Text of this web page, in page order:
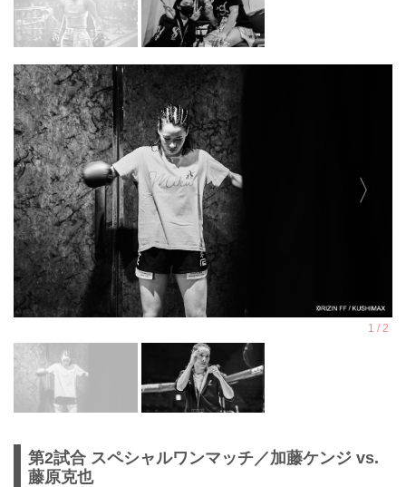
第2試合 スペシャルワンマッチ／加藤ケンジ vs.
藤原克也